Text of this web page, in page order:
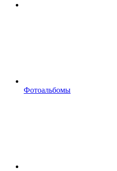
Фотоальбомы